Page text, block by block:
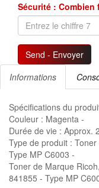
Sécurité : Combien
Send - Envoyer
Informations
Spécifications du
Couleur : Magenta -
Durée de vie : Approx.
Type de produit :
Type MP C6003 -
Toner de Marque
841855 - Type MP